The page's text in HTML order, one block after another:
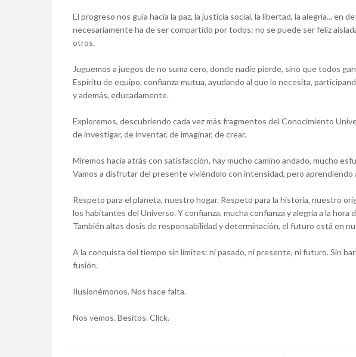
El progreso nos guía hacia la paz, la justicia social, la libertad, la alegría... en
necesariamente ha de ser compartido por todos: no se puede ser feliz
otros.
Juguemos a juegos de no suma cero, donde nadie pierde, sino que todos
Espíritu de equipo, confianza mutua, ayudando al que lo necesita,
y además, educadamente.
Exploremos, descubriendo cada vez más fragmentos del Conocimiento
de investigar, de inventar, de imaginar, de crear.
Miremos hacia atrás con satisfacción, hay mucho camino andado, mucho
Vamos a disfrutar del presente viviéndolo con intensidad, pero aprendiendo
Respeto para el planeta, nuestro hogar. Respeto para la historia, nuestro
los habitantes del Universo. Y confianza, mucha confianza y alegría a la hora
También altas dosis de responsabilidad y determinación, el futuro está en
A la conquista del tiempo sin límites: ni pasado, ni presente, ni futuro. Sin
fusión.
Ilusionémonos. Nos hace falta.
Nos vemos. Besitos. Click.